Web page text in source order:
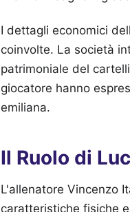
I dettagli economici
coinvolte. La società
patrimoniale del
giocatore hanno
emiliana.
Il Ruolo di
L'allenatore Vincenzo
caratteristiche fisiche